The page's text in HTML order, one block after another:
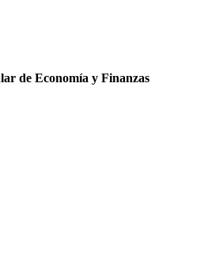
de Economía y Finanzas